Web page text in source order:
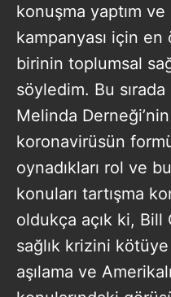
konuşma yaptım
kampanyası için
birinin toplumsal
söyledim. Bu
Melinda
koronavirüsün
oynadıkları rol ve
konuları tartışma
oldukça açık ki,
sağlık krizini
aşılama ve